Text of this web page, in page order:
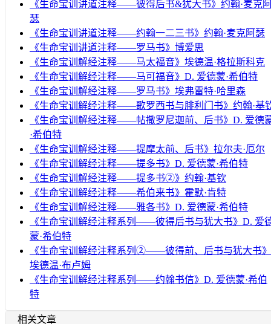
《生命宝训讲道注释——彼得后书&犹大书》约翰·麦克
瑟
《生命宝训讲道注释——约翰一二三书》约翰·麦克阿瑟
《生命宝训讲道注释——罗马书》博爱思
《生命宝训解经注释——马太福音》埃德温·格拉斯科克
《生命宝训解经注释——马可福音》D. 爱德蒙·希伯特
《生命宝训解经注释——罗马书》埃弗雷特·哈里森
《生命宝训解经注释——歌罗西书与腓利门书》约翰·基
《生命宝训解经注释——帖撒罗尼迦前、后书》D. 爱德
·希伯特
《生命宝训解经注释——提摩太前、后书》拉尔夫·厄尔
《生命宝训解经注释——提多书》D. 爱德蒙·希伯特
《生命宝训解经注释——提多书②》约翰·基钦
《生命宝训解经注释——希伯来书》霍默·肯特
《生命宝训解经注释——雅各书》D. 爱德蒙·希伯特
《生命宝训解经注释系列——彼得后书与犹大书》D. 爱
蒙·希伯特
《生命宝训解经注释系列②——彼得前、后书与犹大书》
埃德温·布卢姆
《生命宝训解经注释系列——约翰书信》D. 爱德蒙·希伯
特
相关文章